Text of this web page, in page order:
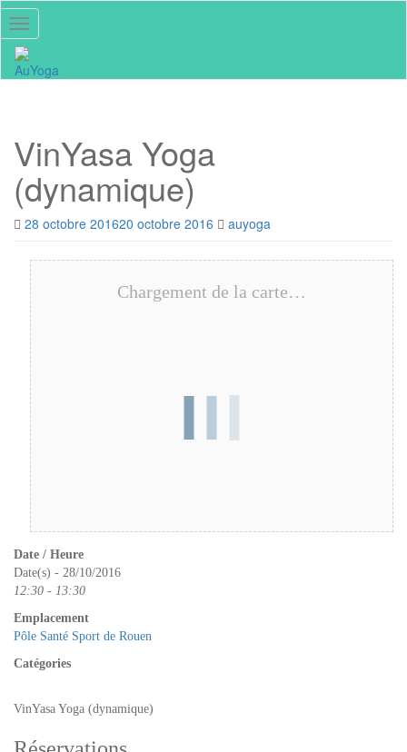
Skip
to
main
content
Toggle navigation
VinYasa Yoga
(dynamique)
28 octobre 201620 octobre 2016 auyoga
Chargement de la carte…
Date / Heure
Date(s) - 28/10/2016
12:30 - 13:30
Emplacement
Pôle Santé Sport de Rouen
Catégories
VinYasa Yoga (dynamique)